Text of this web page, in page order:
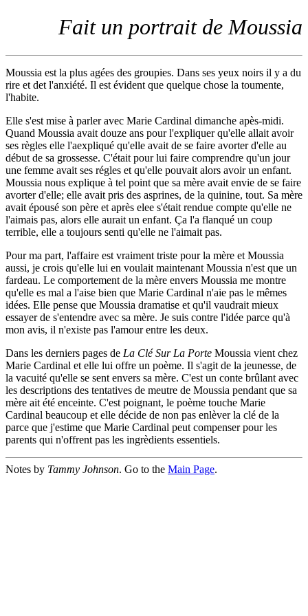
Fait un portrait de Moussia
Moussia est la plus agées des groupies. Dans ses yeux noirs il y a du
rire et det l'anxiété. Il est évident que quelque chose la toumente,
l'habite.
Elle s'est mise à parler avec Marie Cardinal dimanche apès-midi.
Quand Moussia avait douze ans pour l'expliquer qu'elle allait avoir
ses règles elle l'aexpliqué qu'elle avait de se faire avorter d'elle au
début de sa grossesse. C'était pour lui faire comprendre qu'un jour
une femme avait ses régles et qu'elle pouvait alors avoir un enfant.
Moussia nous explique à tel point que sa mère avait envie de se faire
avorter d'elle; elle avait pris des asprines, de la quinine, tout. Sa mère
avait épousé son père et après elee s'était rendue compte qu'elle ne
l'aimais pas, alors elle aurait un enfant. Ça l'a flanqué un coup
terrible, elle a toujours senti qu'elle ne l'aimait pas.
Pour ma part, l'affaire est vraiment triste pour la mère et Moussia
aussi, je crois qu'elle lui en voulait maintenant Moussia n'est que un
fardeau. Le comportement de la mère envers Moussia me montre
qu'elle es mal a l'aise bien que Marie Cardinal n'aie pas le mêmes
idées. Elle pense que Moussia dramatise et qu'il vaudrait mieux
essayer de s'entendre avec sa mère. Je suis contre l'idée parce qu'à
mon avis, il n'existe pas l'amour entre les deux.
Dans les derniers pages de La Clé Sur La Porte Moussia vient chez
Marie Cardinal et elle lui offre un poème. Il s'agit de la jeunesse, de
la vacuité qu'elle se sent envers sa mère. C'est un conte brûlant avec
les descriptions des tentatives de meutre de Moussia pendant que sa
mère ait été enceinte. C'est poignant, le poème touche Marie
Cardinal beaucoup et elle décide de non pas enlèver la clé de la
parce que j'estime que Marie Cardinal peut compenser pour les
parents qui n'offrent pas les ingrèdients essentiels.
Notes by Tammy Johnson. Go to the Main Page.